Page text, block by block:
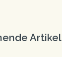
Artikel